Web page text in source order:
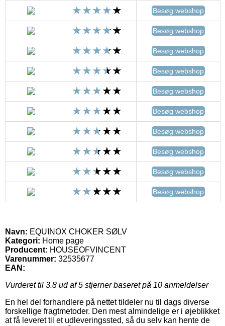
Besøg webshop
Besøg webshop
Besøg webshop
Besøg webshop
Besøg webshop
Besøg webshop
Besøg webshop
Besøg webshop
Besøg webshop
Besøg webshop
Navn: EQUINOX CHOKER SØLV
Kategori: Home page
Producent: HOUSEOFVINCENT
Varenummer: 32535677
EAN:
Vurderet til 3.8 ud af 5 stjerner baseret på 10 anmeldelser
En hel del forhandlere på nettet tildeler nu til dags diverse
forskellige fragtmetoder. Den mest almindelige er i øjeblikket
at få leveret til et udleveringssted, så du selv kan hente de